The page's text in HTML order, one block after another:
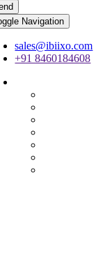
Navigation
sales@ibiixo.com
+91 8460184608